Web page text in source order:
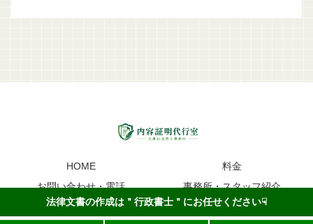
HOME
料金
お問い合わせ・電話
事務所・スタッフ紹介
内容証明のイメージ
法律文書の作成は＂行政書士＂にお任せください☟